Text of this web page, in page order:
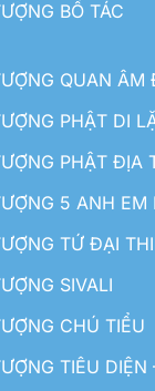
BỒ TÁC
QUAN ÂM
PHẬT DI
PHẬT ĐỊA
5 ANH EM
TỨ ĐẠI
SIVALI
CHÚ TIỂU
TIÊU DIỆN